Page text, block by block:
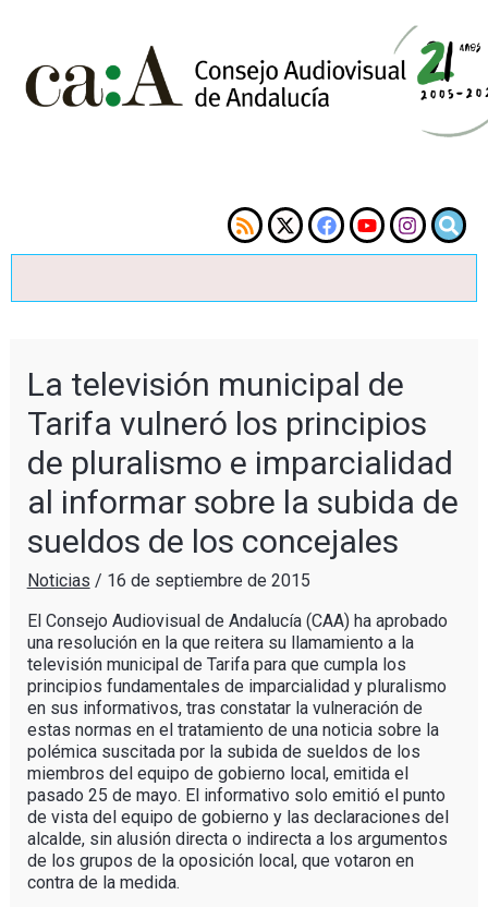
La televisión municipal de
Tarifa vulneró los principios
de pluralismo e imparcialidad
al informar sobre la subida de
sueldos de los concejales
Noticias / 16 de septiembre de 2015
El Consejo Audiovisual de Andalucía (CAA) ha aprobado
una resolución en la que reitera su llamamiento a la
televisión municipal de Tarifa para que cumpla los
principios fundamentales de imparcialidad y pluralismo
en sus informativos, tras constatar la vulneración de
estas normas en el tratamiento de una noticia sobre la
polémica suscitada por la subida de sueldos de los
miembros del equipo de gobierno local, emitida el
pasado 25 de mayo. El informativo solo emitió el punto
de vista del equipo de gobierno y las declaraciones del
alcalde, sin alusión directa o indirecta a los argumentos
de los grupos de la oposición local, que votaron en
contra de la medida.